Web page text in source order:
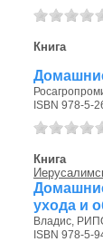
Книга
ISBN 978-5-
Книга
ухода и
Владис,
ISBN 978-5-